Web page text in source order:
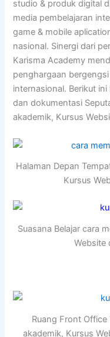
studio & produk digital
media pembelajaran
game & mobile
nasional. Sinergi dari
Karisma Academy
penghargaan
internasional. Berikut
dan dokumentasi
akademik, Kursus
Halaman Depan
Kursus
Suasana Belajar cara
Website
Ruang Front
akademik, Kursus